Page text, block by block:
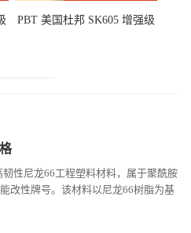
PBT 美国杜邦 SK605 增强级
韧性尼龙66工程塑料材料，属于聚酰胺
改性牌号。该材料以尼龙66树脂为基